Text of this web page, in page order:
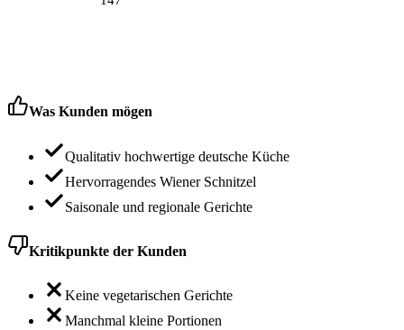
Was Kunden mögen
Qualitativ hochwertige deutsche Küche
Hervorragendes Wiener Schnitzel
Saisonale und regionale Gerichte
Kritikpunkte der Kunden
Keine vegetarischen Gerichte
Manchmal kleine Portionen